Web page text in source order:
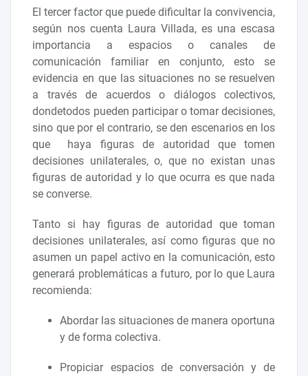
El tercer factor que puede dificultar la convivencia,
según nos cuenta Laura Villada, es una escasa
importancia a espacios o canales de
comunicación familiar en conjunto, esto se
evidencia en que las situaciones no se resuelven
a través de acuerdos o diálogos colectivos,
dondetodos pueden participar o tomar decisiones,
sino que por el contrario, se den escenarios en los
que haya figuras de autoridad que tomen
decisiones unilaterales, o, que no existan unas
figuras de autoridad y lo que ocurra es que nada
se converse.
Tanto si hay figuras de autoridad que toman
decisiones unilaterales, así como figuras que no
asumen un papel activo en la comunicación, esto
generará problemáticas a futuro, por lo que Laura
recomienda:
Abordar las situaciones de manera oportuna
y de forma colectiva.
Propiciar espacios de conversación y de